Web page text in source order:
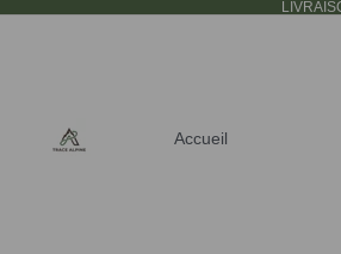
Accueil